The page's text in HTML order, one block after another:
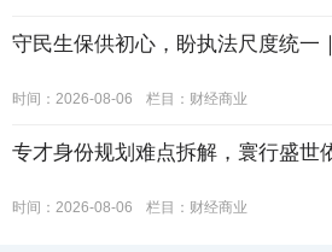
守民生保供初心，盼执法尺度统一
时间：2026-08-06 栏目： 财经商业
专才身份规划难点拆解，寰行盛世
时间：2026-08-06 栏目： 财经商业